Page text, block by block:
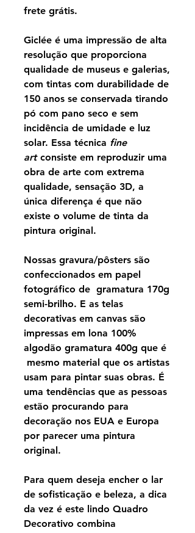
frete grátis.
Giclée é uma impressão de alta
resolução que proporciona
qualidade de museus e galerias,
com tintas com durabilidade de
150 anos se conservada tirando
pó com pano seco e sem
incidência de umidade e luz
solar. Essa técnica fine
artconsiste em reproduzir uma
obra de arte com extrema
qualidade, sensação 3D, a
única diferença é que não
existe o volume de tinta da
pintura original.
Nossas gravura/pôsters são
confeccionados em papel
fotográfico de gramatura 170g
semi-brilho. E as telas
decorativas em canvas são
impressas em lona 100%
algodão gramatura 400g que é
mesmo material que os artistas
usam para pintar suas obras. É
uma tendências que as pessoas
estão procurando para
decoração nos EUA e Europa
por parecer uma pintura
original.
Para quem deseja encher o lar
de sofisticação e beleza, a dica
da vez é este lindo Quadro
Decorativo combina